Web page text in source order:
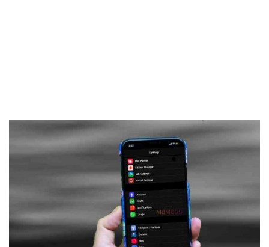
Frankenstein45.Com